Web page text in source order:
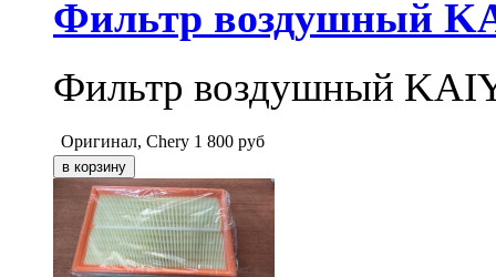
Фильтр воздушный
Фильтр воздушный
Оригинал, Chery 1 800 руб